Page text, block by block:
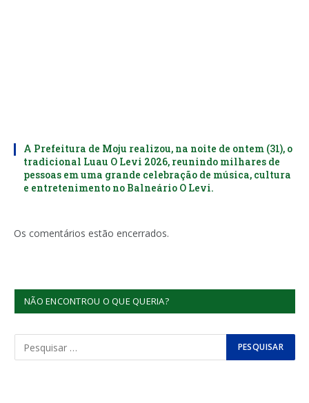
A Prefeitura de Moju realizou, na noite de ontem (31), o
tradicional Luau O Levi 2026, reunindo milhares de
pessoas em uma grande celebração de música, cultura
e entretenimento no Balneário O Levi.
Os comentários estão encerrados.
NÃO ENCONTROU O QUE QUERIA?